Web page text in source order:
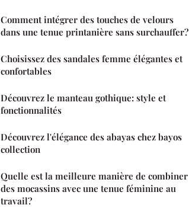
Comment intégrer des touches de velours
dans une tenue printanière sans surchauffer?
Choisissez des sandales femme élégantes et
confortables
Découvrez le manteau gothique: style et
fonctionnalités
Découvrez l'élégance des abayas chez bayos
collection
Quelle est la meilleure manière de combiner
des mocassins avec une tenue féminine au
travail?